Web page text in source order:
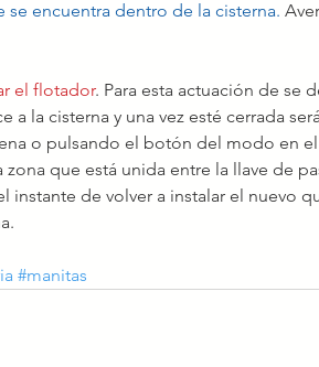
se encuentra dentro de la cisterna.
el flotador. Para esta actuación de se
a la cisterna y una vez esté cerrada
o pulsando el botón del modo en
zona que está unida entre la llave de
instante de volver a instalar el nuevo
#manitas